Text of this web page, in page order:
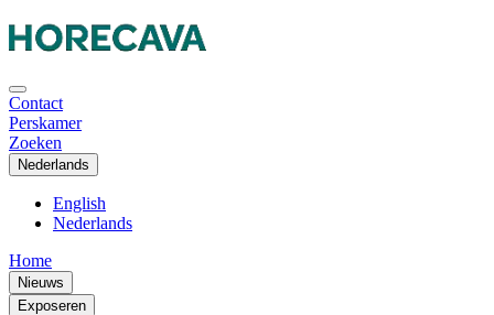
Contact
Perskamer
Zoeken
Nederlands
English
Nederlands
Home
Nieuws
Exposeren